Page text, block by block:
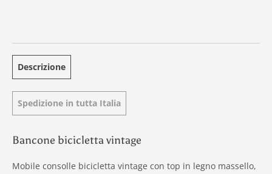
Descrizione
Spedizione in tutta Italia
Bancone bicicletta vintage
Mobile consolle bicicletta vintage con top in legno massello,